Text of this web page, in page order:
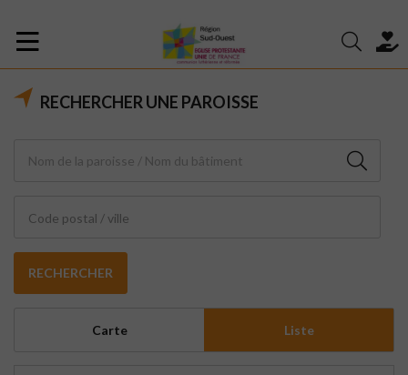
RECHERCHER UNE PAROISSE
Code postal / ville
RECHERCHER
Carte Liste